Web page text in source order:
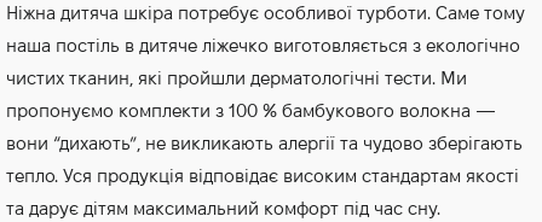
Ніжна дитяча шкіра потребує особливої турботи. Саме тому
наша постіль в дитяче ліжечко виготовляється з екологічно
чистих тканин, які пройшли дерматологічні тести. Ми
пропонуємо комплекти з 100 % бамбукового волокна —
вони “дихають”, не викликають алергії та чудово зберігають
тепло. Уся продукція відповідає високим стандартам якості
та дарує дітям максимальний комфорт під час сну.